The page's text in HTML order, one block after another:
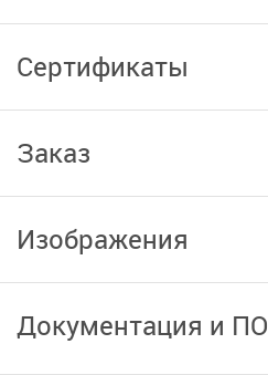
Сертификаты
Заказ
Изображения
Документация и ПО